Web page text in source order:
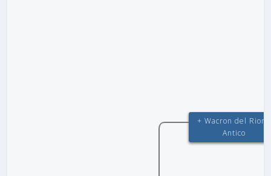
+ Wacron del Rione
Antico